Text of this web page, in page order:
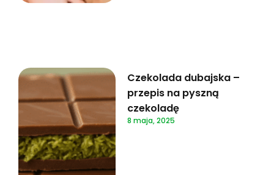
Czekolada dubajska –
przepis na pyszną
czekoladę
8 maja, 2025